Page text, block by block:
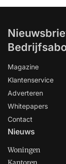
Magazine
Klantenservice
Adverteren
Whitepapers
Contact
Nieuws
Woningen